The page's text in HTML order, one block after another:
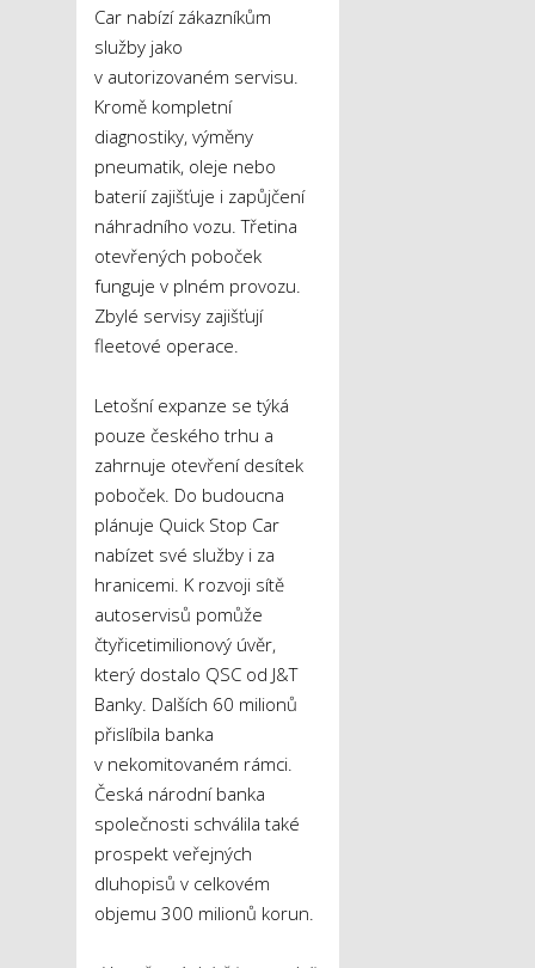
Car nabízí zákazníkům
služby jako
v autorizovaném servisu.
Kromě kompletní
diagnostiky, výměny
pneumatik, oleje nebo
baterií zajišťuje i zapůjčení
náhradního vozu. Třetina
otevřených poboček
funguje v plném provozu.
Zbylé servisy zajišťují
fleetové operace.
Letošní expanze se týká
pouze českého trhu a
zahrnuje otevření desítek
poboček. Do budoucna
plánuje Quick Stop Car
nabízet své služby i za
hranicemi. K rozvoji sítě
autoservisů pomůže
čtyřicetimilionový úvěr,
který dostalo QSC od J&T
Banky. Dalších 60 milionů
přislíbila banka
v nekomitovaném rámci.
Česká národní banka
společnosti schválila také
prospekt veřejných
dluhopisů v celkovém
objemu 300 milionů korun.